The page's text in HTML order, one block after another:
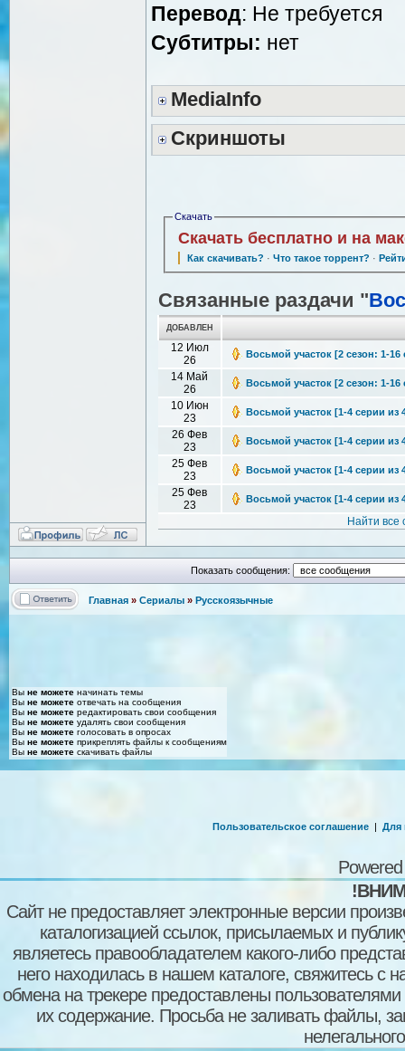
Перевод: Не требуется
Субтитры: нет
MediaInfo
Скриншоты
Скачать
Скачать бесплатно и на
Как скачивать? · Что такое торрент? ·
Связанные раздачи "
ДОБАВЛЕН
12 Июл
26
Восьмой участок [2 сезон: 1-
14 Май
26
Восьмой участок [2 сезон: 1-16
10 Июн
23
Восьмой участок [1-4 серии из
26 Фев
23
Восьмой участок [1-4 серии из
25 Фев
23
Восьмой участок [1-4 серии из
25 Фев
23
Восьмой участок [1-4 серии из
Найти все
Показать сообщения:
Главная » Сериалы » Русскоязычные
Вы не можете начинать темы
Вы не можете отвечать на сообщения
Вы не можете редактировать свои сообщения
Вы не можете удалять свои сообщения
Вы не можете голосовать в опросах
Вы не можете прикреплять файлы к сообщениям
Вы не можете скачивать файлы
Пользовательское соглашение | Для
Сайт не предоставляет электронные версии
каталогизацией ссылок, присылаемых и
являетесь правообладателем какого-либо
него находилась в нашем каталоге, свяжитесь
обмена на трекере предоставлены пользователями
их содержание. Просьба не заливать файлы,